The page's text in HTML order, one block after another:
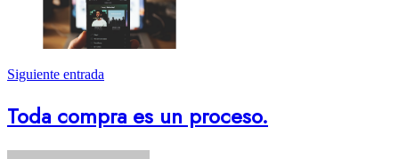
Siguiente entrada
Toda compra es un proceso.